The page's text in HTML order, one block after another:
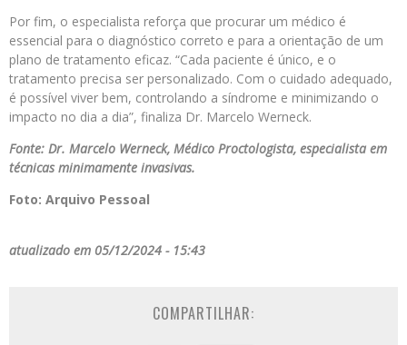
Por fim, o especialista reforça que procurar um médico é
essencial para o diagnóstico correto e para a orientação de um
plano de tratamento eficaz. “Cada paciente é único, e o
tratamento precisa ser personalizado. Com o cuidado adequado,
é possível viver bem, controlando a síndrome e minimizando o
impacto no dia a dia”, finaliza Dr. Marcelo Werneck.
Fonte: Dr. Marcelo Werneck, Médico Proctologista, especialista em
técnicas minimamente invasivas.
Foto: Arquivo Pessoal
atualizado em 05/12/2024 - 15:43
COMPARTILHAR: